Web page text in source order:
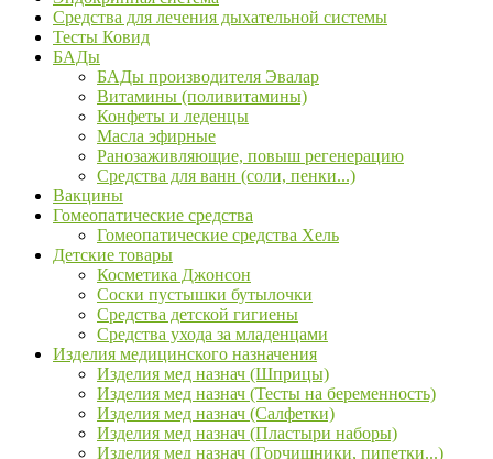
Средства для лечения дыхательной системы
Тесты Ковид
БАДы
БАДы производителя Эвалар
Витамины (поливитамины)
Конфеты и леденцы
Масла эфирные
Ранозаживляющие, повыш регенерацию
Средства для ванн (соли, пенки...)
Вакцины
Гомеопатические средства
Гомеопатические средства Хель
Детские товары
Косметика Джонсон
Соски пустышки бутылочки
Средства детской гигиены
Средства ухода за младенцами
Изделия медицинского назначения
Изделия мед назнач (Шприцы)
Изделия мед назнач (Тесты на беременность)
Изделия мед назнач (Салфетки)
Изделия мед назнач (Пластыри наборы)
Изделия мед назнач (Горчишники, пипетки...)